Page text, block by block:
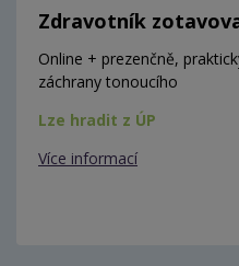
Zdravotník
Online + prezenčně,
záchrany tonoucího
Lze hradit z ÚP
Více informací